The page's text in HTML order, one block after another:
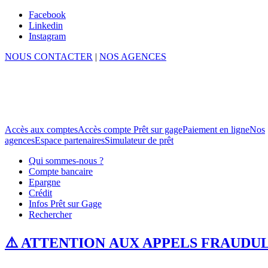
Facebook
Linkedin
Instagram
NOUS CONTACTER | NOS AGENCES
Accès aux comptesAccès compte Prêt sur gagePaiement en ligneNos
agencesEspace partenairesSimulateur de prêt
Qui sommes-nous ?
Compte bancaire
Epargne
Crédit
Infos Prêt sur Gage
Rechercher
⚠️ ATTENTION AUX APPELS